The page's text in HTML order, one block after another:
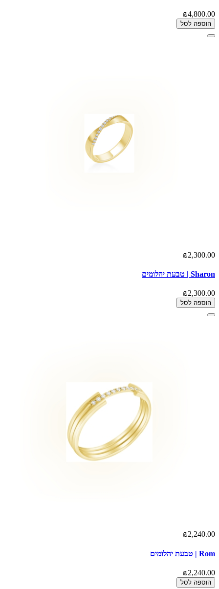
₪4,800.00
הוספה לסל
₪2,300.00
Sharon | טבעת יהלומים
₪2,300.00
הוספה לסל
₪2,240.00
Rom | טבעת יהלומים
₪2,240.00
הוספה לסל